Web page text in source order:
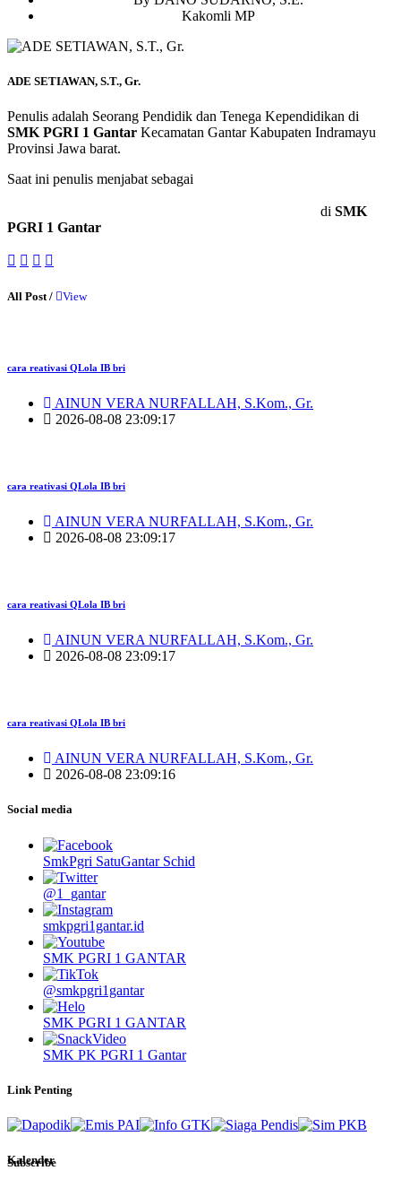
Kakomli MP
ADE SETIAWAN, S.T., Gr.
Penulis adalah Seorang Pendidik dan Tenega Kependidikan di
SMK PGRI 1 Gantar Kecamatan Gantar Kabupaten Indramayu
Provinsi Jawa barat.
Saat ini penulis menjabat sebagai
di SMK
PGRI 1 Gantar
All Post / View
cara reativasi QLola IB bri
AINUN VERA NURFALLAH, S.Kom., Gr.
2026-08-08 23:09:17
cara reativasi QLola IB bri
AINUN VERA NURFALLAH, S.Kom., Gr.
2026-08-08 23:09:17
cara reativasi QLola IB bri
AINUN VERA NURFALLAH, S.Kom., Gr.
2026-08-08 23:09:17
cara reativasi QLola IB bri
AINUN VERA NURFALLAH, S.Kom., Gr.
2026-08-08 23:09:16
Social media
SmkPgri SatuGantar Schid
@1_gantar
smkpgri1gantar.id
SMK PGRI 1 GANTAR
@smkpgri1gantar
SMK PGRI 1 GANTAR
SMK PK PGRI 1 Gantar
Link Penting
Kalender
Subscribe